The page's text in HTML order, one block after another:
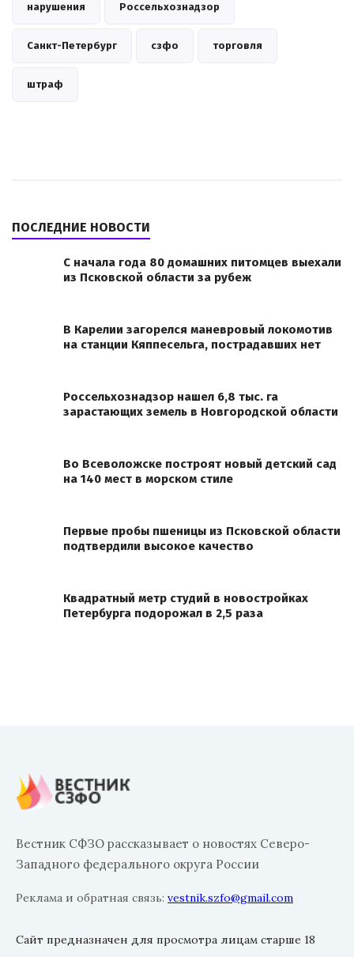
нарушения Россельхознадзор
Санкт-Петербург сзфо торговля
штраф
ПОСЛЕДНИЕ НОВОСТИ
С начала года 80 домашних питомцев выехали
из Псковской области за рубеж
В Карелии загорелся маневровый локомотив
на станции Кяппесельга, пострадавших нет
Россельхознадзор нашел 6,8 тыс. га
зарастающих земель в Новгородской области
Во Всеволожске построят новый детский сад
на 140 мест в морском стиле
Первые пробы пшеницы из Псковской области
подтвердили высокое качество
Квадратный метр студий в новостройках
Петербурга подорожал в 2,5 раза
Вестник СФЗО рассказывает о новостях Северо-
Западного федерального округа России
Реклама и обратная связь: vestnik.szfo@gmail.com
Сайт предназначен для просмотра лицам старше 18